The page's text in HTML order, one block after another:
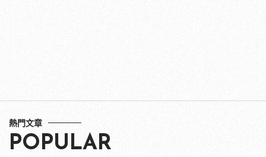
熱門文章
POPULAR